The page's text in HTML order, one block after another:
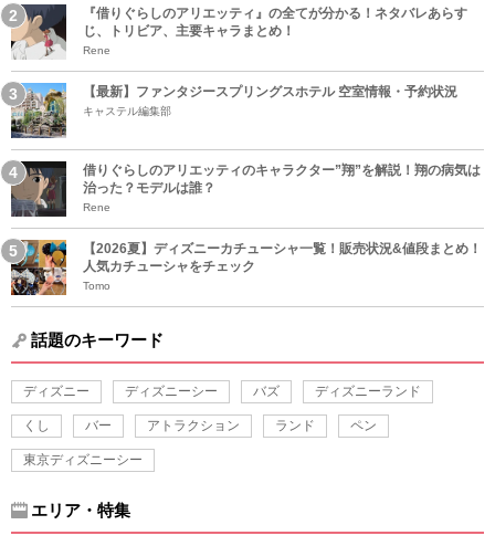
『借りぐらしのアリエッティ』の全てが分かる！ネタバレあらす
じ、トリビア、主要キャラまとめ！
Rene
【最新】ファンタジースプリングスホテル 空室情報・予約状況
キャステル編集部
借りぐらしのアリエッティのキャラクター”翔”を解説！翔の病気は
治った？モデルは誰？
Rene
【2026夏】ディズニーカチューシャ一覧！販売状況&値段まとめ！
人気カチューシャをチェック
Tomo
話題のキーワード
ディズニー ディズニーシー バズ ディズニーランド
くし バー アトラクション ランド ペン
東京ディズニーシー
エリア・特集